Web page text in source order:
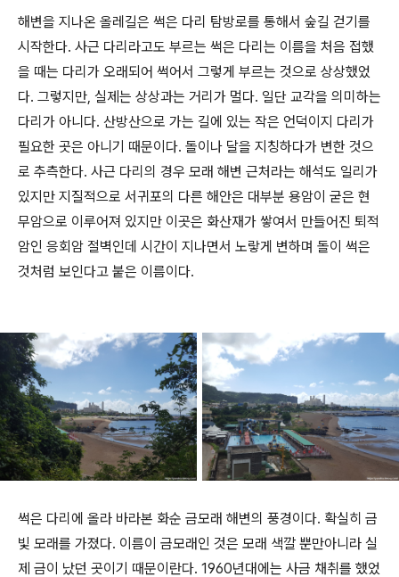
해변을 지나온 올레길은 썩은 다리 탐방로를 통해서 숲길 걷기를
시작한다. 사근 다리라고도 부르는 썩은 다리는 이름을 처음 접했
을 때는 다리가 오래되어 썩어서 그렇게 부르는 것으로 상상했었
다. 그렇지만, 실제는 상상과는 거리가 멀다. 일단 교각을 의미하는
다리가 아니다. 산방산으로 가는 길에 있는 작은 언덕이지 다리가
필요한 곳은 아니기 때문이다. 돌이나 달을 지칭하다가 변한 것으
로 추측한다. 사근 다리의 경우 모래 해변 근처라는 해석도 일리가
있지만 지질적으로 서귀포의 다른 해안은 대부분 용암이 굳은 현
무암으로 이루어져 있지만 이곳은 화산재가 쌓여서 만들어진 퇴적
암인 응회암 절벽인데 시간이 지나면서 노랗게 변하며 돌이 썩은
것처럼 보인다고 붙은 이름이다.
썩은 다리에 올라 바라본 화순 금모래 해변의 풍경이다. 확실히 금
빛 모래를 가졌다. 이름이 금모래인 것은 모래 색깔 뿐만아니라 실
제 금이 났던 곳이기 때문이란다. 1960년대에는 사금 채취를 했었